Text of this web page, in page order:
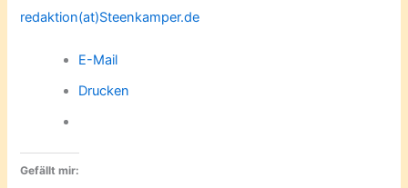
redaktion(at)Steenkamper.de
E-Mail
Drucken
Gefällt mir: